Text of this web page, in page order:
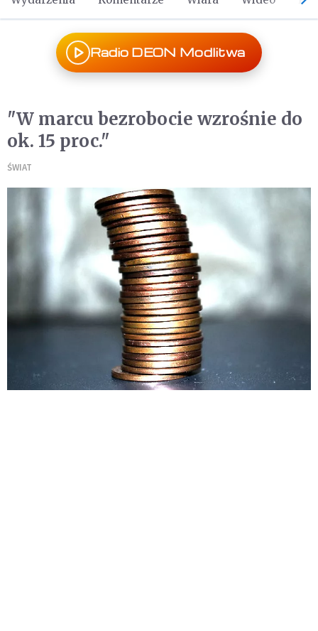
Radio DEON Modlitwa
"W marcu bezrobocie wzrośnie do
ok. 15 proc."
ŚWIAT